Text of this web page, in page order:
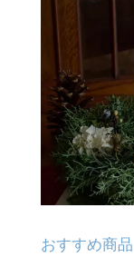
おすすめ商品